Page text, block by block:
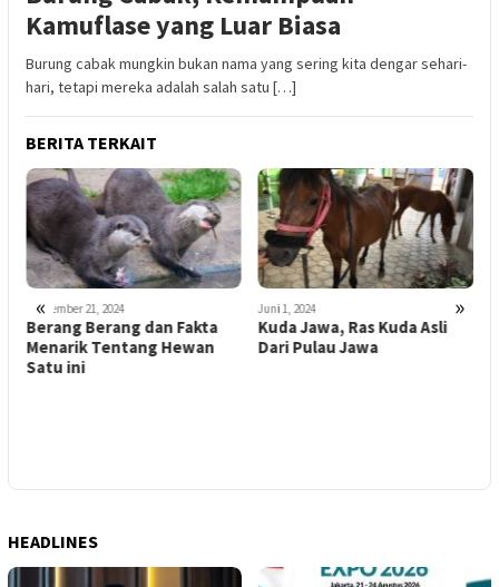
Kamuflase yang Luar Biasa
Burung cabak mungkin bukan nama yang sering kita dengar sehari-
hari, tetapi mereka adalah salah satu […]
BERITA TERKAIT
« »
September 21, 2024
Berang Berang dan Fakta
Menarik Tentang Hewan
Satu ini
Juni 1, 2024
Kuda Jawa, Ras Kuda Asli
Dari Pulau Jawa
HEADLINES